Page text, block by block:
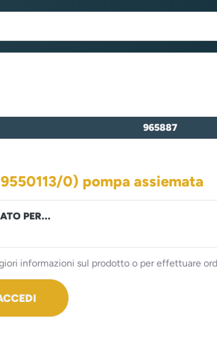
965887
0) pompa assiemata
PER...
informazioni sul prodotto o per effettuare
ACCEDI